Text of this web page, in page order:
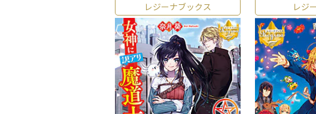
レジーナブックス レジ